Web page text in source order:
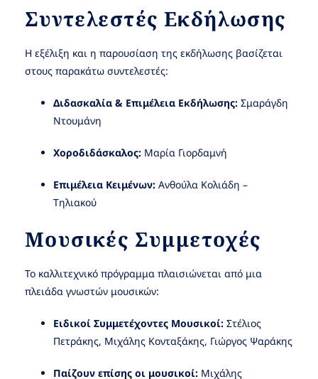
Συντελεστές Εκδήλωσης
Η εξέλιξη και η παρουσίαση της εκδήλωσης βασίζεται
στους παρακάτω συντελεστές:
Διδασκαλία & Επιμέλεια Εκδήλωσης: Σμαράγδη
Ντουμάνη
Χοροδιδάσκαλος: Μαρία Γιορδαμνή
Επιμέλεια Κειμένων: Ανθούλα Κολιάδη –
Τηλιακού
Μουσικές Συμμετοχές
Το καλλιτεχνικό πρόγραμμα πλαισιώνεται από μια
πλειάδα γνωστών μουσικών:
Ειδικοί Συμμετέχοντες Μουσικοί: Στέλιος
Πετράκης, Μιχάλης Κονταξάκης, Γιώργος Ψαράκης
Παίζουν επίσης οι μουσικοί: Μιχάλης